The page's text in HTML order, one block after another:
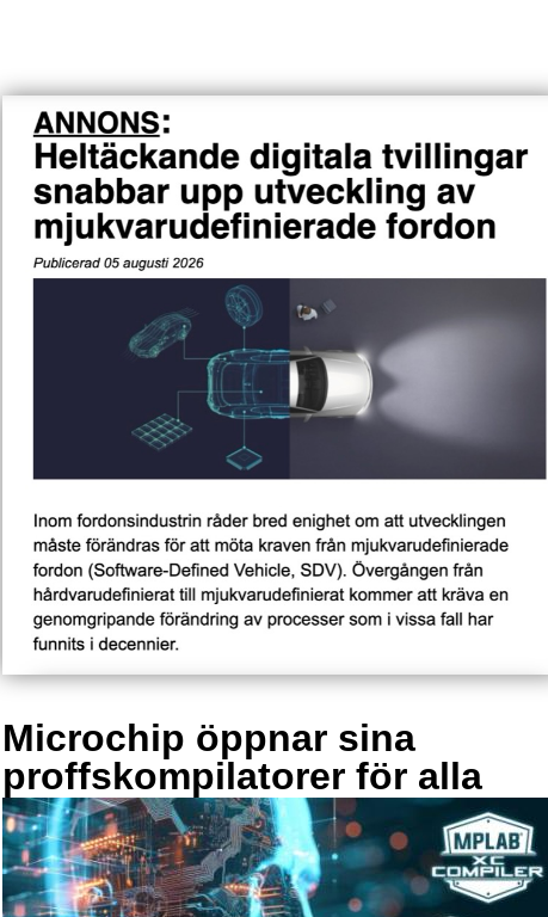
Microchip öppnar sina
proffskompilatorer för alla